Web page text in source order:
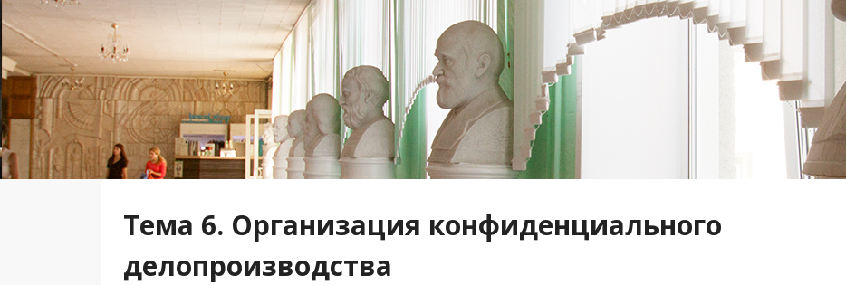
Тема 6. Организация конфиденциального
делопроизводства